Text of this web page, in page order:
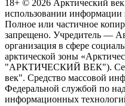
18+ © 2026 Арктический
использовании информации
Полное или частичное
запрещено. Учредитель —
организация в сфере
арктической зоны
"АРКТИЧЕСКИЙ ВЕК").
век". Средство массовой
Федеральной службой по
информационных